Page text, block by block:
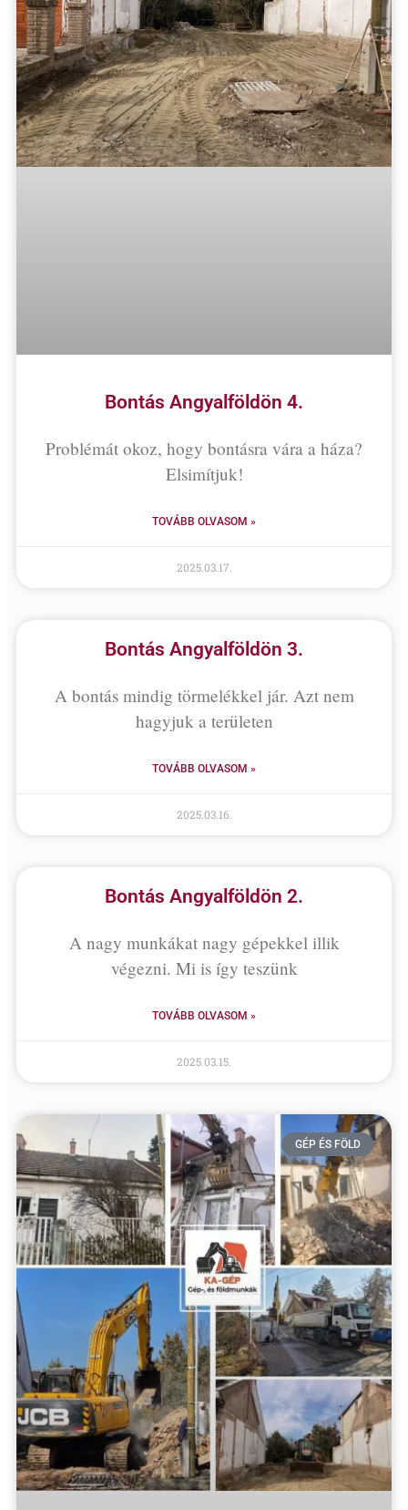
Bontás Angyalföldön 4.
Problémát okoz, hogy bontásra vára a háza?
Elsimítjuk!
TOVÁBB OLVASOM »
2025.03.17.
Bontás Angyalföldön 3.
A bontás mindig törmelékkel jár. Azt nem
hagyjuk a területen
TOVÁBB OLVASOM »
2025.03.16.
Bontás Angyalföldön 2.
A nagy munkákat nagy gépekkel illik
végezni. Mi is így teszünk
TOVÁBB OLVASOM »
2025.03.15.
GÉP ÉS FÖLD